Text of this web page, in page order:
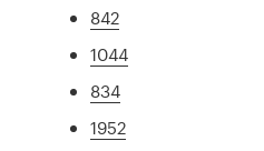
842
1044
834
1952